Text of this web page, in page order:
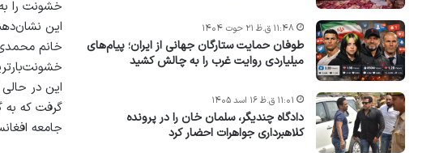
این
این در
گرفت که به
جامعه
طوفان حمایت ستارگان جهانی از ایران؛ پیام‌های
میلیاردی روایت غرب را به چالش کشید
۱۱:۴۸ ق.ظ ۲۱ حوت ۱۴۰۴
دادگاه چندیگر، سلمان خان را در پرونده
کلاهبرداری جواهرات احضار کرد
۱۱:۰۱ ق.ظ ۱۶ اسد ۱۴۰۵